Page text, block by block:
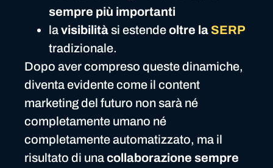
sempre più importanti
lavisibilitàsi estendeoltre la SERP
tradizionale.
Dopo aver compreso queste dinamiche,
diventa evidente come il content
marketing del futuro non sarà né
completamente umano né
completamente automatizzato, ma il
risultato di unacollaborazione sempre